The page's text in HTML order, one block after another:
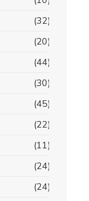
(32)
(20)
(44)
(30)
(45)
(22)
(11)
(24)
(24)